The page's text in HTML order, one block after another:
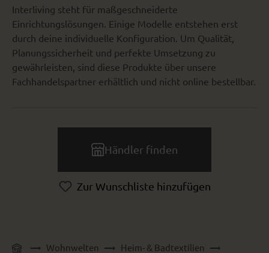
Interliving steht für maßgeschneiderte
Einrichtungslösungen. Einige Modelle entstehen erst
durch deine individuelle Konfiguration. Um Qualität,
Planungssicherheit und perfekte Umsetzung zu
gewährleisten, sind diese Produkte über unsere
Fachhandelspartner erhältlich und nicht online bestellbar.
Händler finden
Zur Wunschliste hinzufügen
Wohnwelten
Heim- & Badtextilien